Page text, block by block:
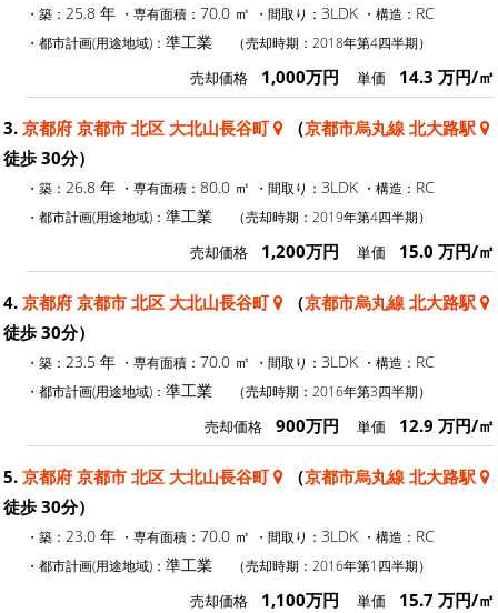
・築： 25.8 年 ・専有面積： 70.0 ㎡ ・間取り： 3LDK ・構造： RC
・都市計画(用途地域)： 準工業 （売却時期：2018年第4四半期）
売却価格 1,000万円 単価 14.3 万円/㎡
3. 京都府 京都市 北区 大北山長谷町 （京都市烏丸線 北大路駅
徒歩 30分）
・築： 26.8 年 ・専有面積： 80.0 ㎡ ・間取り： 3LDK ・構造： RC
・都市計画(用途地域)： 準工業 （売却時期：2019年第4四半期）
売却価格 1,200万円 単価 15.0 万円/㎡
4. 京都府 京都市 北区 大北山長谷町 （京都市烏丸線 北大路駅
徒歩 30分）
・築： 23.5 年 ・専有面積： 70.0 ㎡ ・間取り： 3LDK ・構造： RC
・都市計画(用途地域)： 準工業 （売却時期：2016年第3四半期）
売却価格 900万円 単価 12.9 万円/㎡
5. 京都府 京都市 北区 大北山長谷町 （京都市烏丸線 北大路駅
徒歩 30分）
・築： 23.0 年 ・専有面積： 70.0 ㎡ ・間取り： 3LDK ・構造： RC
・都市計画(用途地域)： 準工業 （売却時期：2016年第1四半期）
売却価格 1,100万円 単価 15.7 万円/㎡